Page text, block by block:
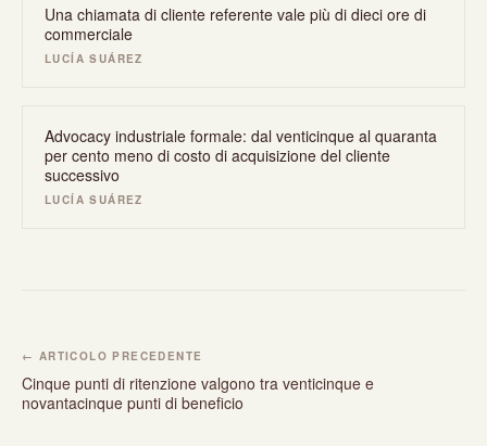
Una chiamata di cliente referente vale più di dieci ore di
commerciale
LUCÍA SUÁREZ
Advocacy industriale formale: dal venticinque al quaranta
per cento meno di costo di acquisizione del cliente
successivo
LUCÍA SUÁREZ
← ARTICOLO PRECEDENTE
Cinque punti di ritenzione valgono tra venticinque e
novantacinque punti di beneficio